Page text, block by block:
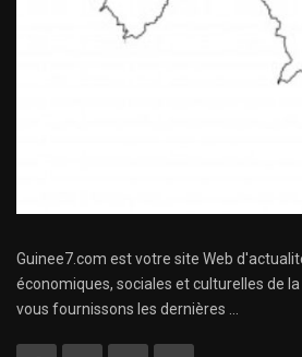
Guinee7.com est votre site Web
économiques, sociales et culturelles de la
vous fournissons les dernières ...